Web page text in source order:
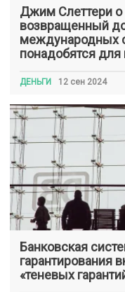
Джим Слеттери о
возвращенный
международных
понадобятся
ДЕНЬГИ 12 сен 2024
Банковская
гарантирования
«теневых